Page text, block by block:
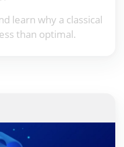
learn why a classical
than optimal.